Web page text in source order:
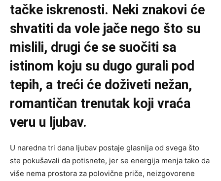
tačke iskrenosti. Neki znakovi će
shvatiti da vole jače nego što su
mislili, drugi će se suočiti sa
istinom koju su dugo gurali pod
tepih, a treći će doživeti nežan,
romantičan trenutak koji vraća
veru u ljubav.
U naredna tri dana ljubav postaje glasnija od svega što
ste pokušavali da potisnete, jer se energija menja tako da
više nema prostora za polovične priče, neizgovorene